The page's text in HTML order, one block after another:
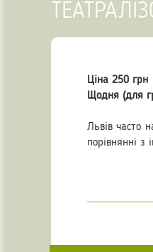
Ціна 250 грн
Щодня (для
Львів часто
порівнянні з